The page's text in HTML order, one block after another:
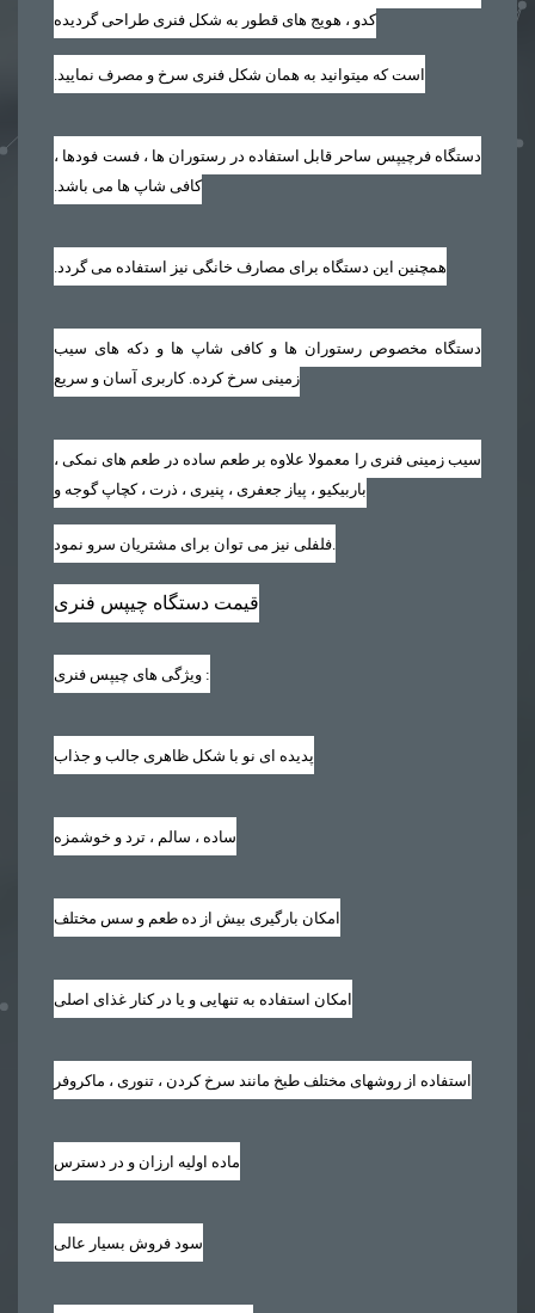
کدو ، هویج های قطور به شکل فنری طراحی گردیده
است که میتوانید به همان شکل فنری سرخ و مصرف نمایید‏.‏
دستگاه فرچیپس ساحر قابل استفاده در رستوران ها ، فست فودها ،
کافی شاپ ها می باشد‏.‏
همچنین این دستگاه برای مصارف خانگی نیز استفاده می گردد‏.‏
دستگاه مخصوص رستوران ها و کافی شاپ ها و دکه های سیب
زمینی سرخ کرده. کاربری آسان و سریع
سیب زمینی فنری را معمولا علاوه بر طعم ساده در طعم های نمکی ،
باربیکیو ، پیاز جعفری ، پنیری ، ذرت ، کچاپ گوجه و
قیمت دستگاه چیپس فنری
ویژگی های چیپس فنری :
پدیده ای نو با شکل ظاهری جالب و جذاب
ساده ، سالم ، ترد و خوشمزه
امکان بارگیری بیش از ده طعم و سس مختلف
امکان استفاده به تنهایی و یا در کنار غذای اصلی
استفاده از روشهای مختلف طبخ مانند سرخ کردن ، تنوری ، ماکروفر
ماده اولیه ارزان و در دسترس
سود فروش بسیار عالی